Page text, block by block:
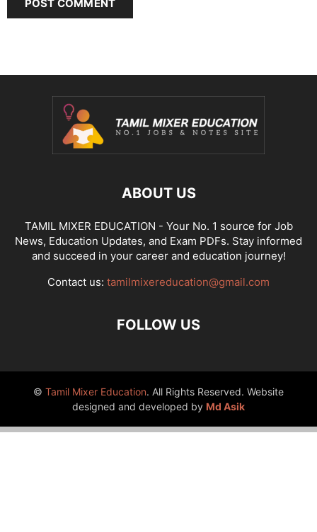
ABOUT US
TAMIL MIXER EDUCATION - Your No. 1 source for Job
News, Education Updates, and Exam PDFs. Stay informed
and succeed in your career and education journey!
Contact us: tamilmixereducation@gmail.com
FOLLOW US
© Tamil Mixer Education. All Rights Reserved. Website
designed and developed by Md Asik